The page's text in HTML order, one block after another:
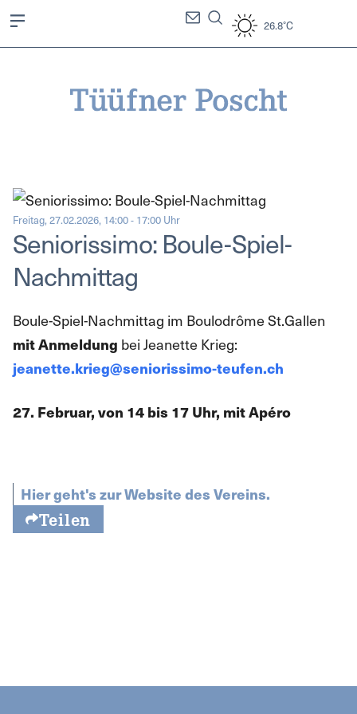
26.8°C
Freitag, 27.02.2026, 14:00 - 17:00 Uhr
Seniorissimo: Boule-Spiel-
Nachmittag
Boule-Spiel-Nachmittag im Boulodrôme St.Gallen
mit Anmeldung bei Jeanette Krieg:
jeanette.krieg@seniorissimo-teufen.ch
27. Februar, von 14 bis 17 Uhr, mit Apéro
Hier geht's zur Website des Vereins.
Teilen